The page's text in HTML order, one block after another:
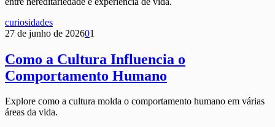
curiosidades
27 de junho de 202601
Como a Cultura Influencia o
Comportamento Humano
Explore como a cultura molda o comportamento humano em várias
áreas da vida.